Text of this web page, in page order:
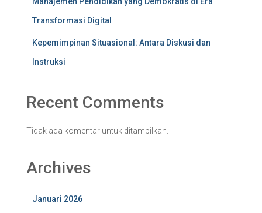
Transformasi Digital
Kepemimpinan Situasional: Antara Diskusi dan
Instruksi
Recent Comments
Tidak ada komentar untuk ditampilkan.
Archives
Januari 2026